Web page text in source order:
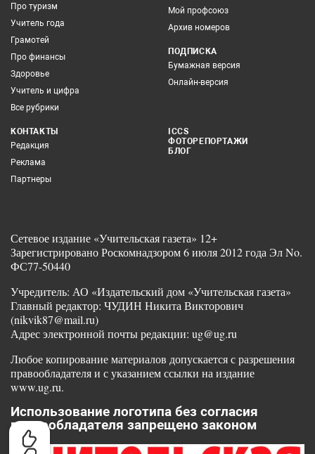
Про туризм
Учитель года
Грамотей
Про финансы
Здоровье
Учитель и цифра
Все рубрики
Мой профсоюз
Архив номеров
ПОДПИСКА
Бумажная версия
Онлайн-версия
КОНТАКТЫ
Редакция
Реклама
Партнеры
ICCS
ФОТОРЕПОРТАЖИ
БЛОГ
Сетевое издание «Учительская газета» 12+
Зарегистрировано Роскомнадзором 6 июля 2012 года Эл No.
ФС77-50440
Учредитель: АО «Издательский дом «Учительская газета»
Главный редактор: ЧУДИН Никита Викторович
(nikvik87@mail.ru)
Адрес электронной почты редакции: ug@ug.ru
Любое копирование материалов допускается с разрешения
правообладателя и с указанием ссылки на издание
www.ug.ru.
Использование логотипа без согласия
правообладателя запрещено законом